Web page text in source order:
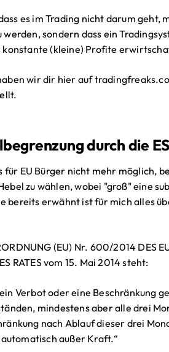
es im Trading nicht darum geht,
sondern dass ein
konstante (kleine) Profite
wir dir hier auf
durch die
für EU Bürger nicht mehr möglich,
zu wählen, wobei "groß" eine
bereits erwähnt ist für mich alles
(EU) Nr. 600/2014 DES
RATES vom 15. Mai 2014 steht:
Verbot oder eine Beschränkung
mindestens aber alle drei
nach Ablauf dieser drei
außer Kraft.“